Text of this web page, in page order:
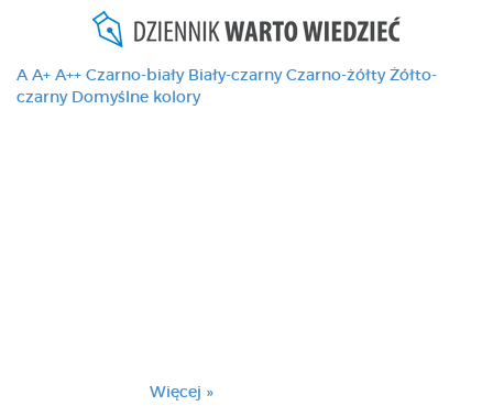
A A+ A++ Czarno-biały Biały-czarny Czarno-żółty Żółto-
czarny Domyślne kolory
Więcej »